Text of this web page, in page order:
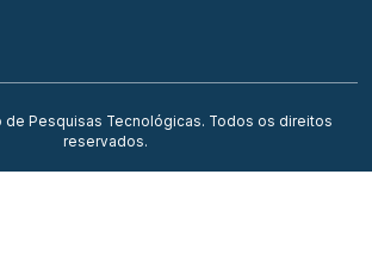
de Pesquisas Tecnológicas. Todos os direitos
reservados.